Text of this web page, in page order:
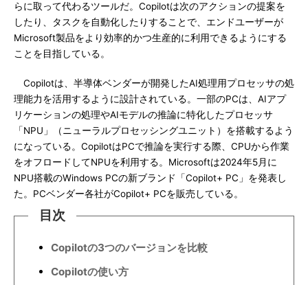
らに取って代わるツールだ。Copilotは次のアクションの提案を
したり、タスクを自動化したりすることで、エンドユーザーが
Microsoft製品をより効率的かつ生産的に利用できるようにする
ことを目指している。
Copilotは、半導体ベンダーが開発したAI処理用プロセッサの処
理能力を活用するように設計されている。一部のPCは、AIアプ
リケーションの処理やAIモデルの推論に特化したプロセッサ
「NPU」（ニューラルプロセッシングユニット）を搭載するよう
になっている。CopilotはPCで推論を実行する際、CPUから作業
をオフロードしてNPUを利用する。Microsoftは2024年5月に
NPU搭載のWindows PCの新ブランド「Copilot+ PC」を発表し
た。PCベンダー各社がCopilot+ PCを販売している。
目次
Copilotの3つのバージョンを比較
Copilotの使い方